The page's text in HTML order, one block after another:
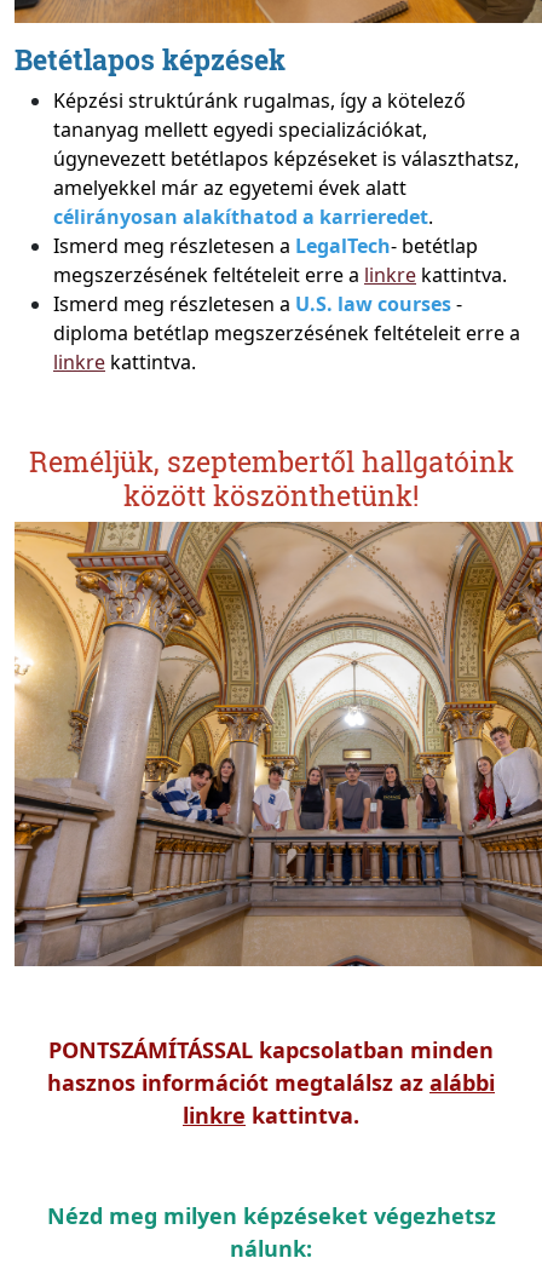
Betétlapos képzések
Képzési struktúránk rugalmas, így a kötelező
tananyag mellett egyedi specializációkat,
úgynevezett betétlapos képzéseket is választhatsz,
amelyekkel már az egyetemi évek alatt
célirányosan alakíthatod a karrieredet.
Ismerd meg részletesen a LegalTech- betétlap
megszerzésének feltételeit erre a linkre kattintva.
Ismerd meg részletesen a U.S. law courses-
diploma betétlap megszerzésének feltételeit erre a
linkre kattintva.
Reméljük, szeptembertől hallgatóink
között köszönthetünk!
PONTSZÁMÍTÁSSAL kapcsolatban minden
hasznos információt megtalálsz az alábbi
linkre kattintva.
Nézd meg milyen képzéseket végezhetsz
nálunk: